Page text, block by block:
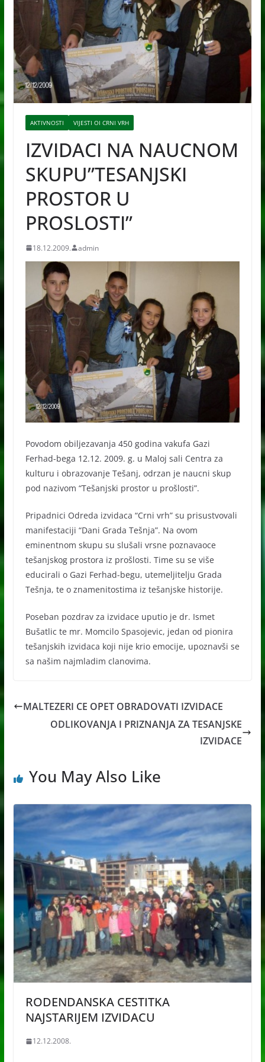
AKTIVNOSTI VIJESTI OI CRNI VRH
IZVIDACI NA NAUCNOM
SKUPU”TESANJSKI
PROSTOR U
PROSLOSTI”
18.12.2009. admin
Povodom obiljezavanja 450 godina vakufa Gazi
Ferhad-bega 12.12. 2009. g. u Maloj sali Centra za
kulturu i obrazovanje Tešanj, odrzan je naucni skup
pod nazivom “Tešanjski prostor u prošlosti”.
Pripadnici Odreda izvidaca “Crni vrh” su prisustvovali
manifestaciji “Dani Grada Tešnja”. Na ovom
eminentnom skupu su slušali vrsne poznavaoce
tešanjskog prostora iz prošlosti. Time su se više
educirali o Gazi Ferhad-begu, utemeljitelju Grada
Tešnja, te o znamenitostima iz tešanjske historije.
Poseban pozdrav za izvidace uputio je dr. Ismet
Bušatlic te mr. Momcilo Spasojevic, jedan od pionira
tešanjskih izvidaca koji nije krio emocije, upoznavši se
sa našim najmladim clanovima.
MALTEZERI CE OPET OBRADOVATI IZVIDACE
ODLIKOVANJA I PRIZNANJA ZA TESANJSKE
IZVIDACE
You May Also Like
RODENDANSKA CESTITKA
NAJSTARIJEM IZVIDACU
12.12.2008.